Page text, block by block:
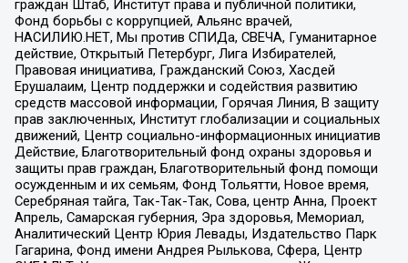
граждан Штаб, Институт права и публичной политики,
Фонд борьбы с коррупцией, Альянс врачей,
НАСИЛИЮ.НЕТ, Мы против СПИДа, СВЕЧА, Гуманитарное
действие, Открытый Петербург, Лига Избирателей,
Правовая инициатива, Гражданский Союз, Хасдей
Ерушалаим, Центр поддержки и содействия развитию
средств массовой информации, Горячая Линия, В защиту
прав заключенных, Институт глобализации и социальных
движений, Центр социально-информационных инициатив
Действие, Благотворительный фонд охраны здоровья и
защиты прав граждан, Благотворительный фонд помощи
осужденным и их семьям, Фонд Тольятти, Новое время,
Серебряная тайга, Так-Так-Так, Сова, центр Анна, Проект
Апрель, Самарская губерния, Эра здоровья, Мемориал,
Аналитический Центр Юрия Левады, Издательство Парк
Гагарина, Фонд имени Андрея Рылькова, Сфера, Центр